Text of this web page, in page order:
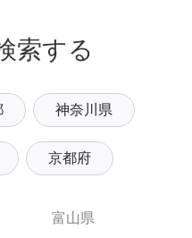
索する
神奈川県
京都府
富山県